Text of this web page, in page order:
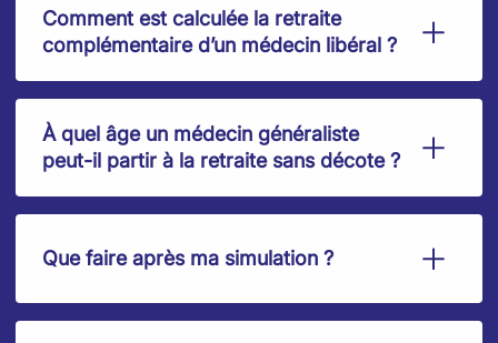
Comment est calculée la retraite
complémentaire d’un médecin libéral ?
À quel âge un médecin généraliste
peut-il partir à la retraite sans décote ?
Que faire après ma simulation ?